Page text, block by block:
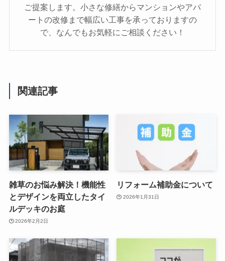
ご提案します。小さな修繕からマンションやアパ
ートの改修まで幅広い工事を承っておりますの
で、なんでもお気軽にご相談ください！
関連記事
雑草のお悩み解決！機能性
とデザインを両立したタイ
ルデッキのお庭
2026年2月2日
リフォーム補助金について
2026年1月31日